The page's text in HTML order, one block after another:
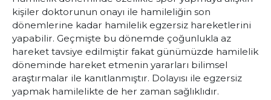
kişiler doktorunun onayı ile hamileliğin son
dönemlerine kadar hamilelik egzersiz hareketlerini
yapabilir. Geçmişte bu dönemde çoğunlukla az
hareket tavsiye edilmiştir fakat günümüzde hamilelik
döneminde hareket etmenin yararları bilimsel
araştırmalar ile kanıtlanmıştır. Dolayısı ile egzersiz
yapmak hamilelikte de her zaman sağlıklıdır.